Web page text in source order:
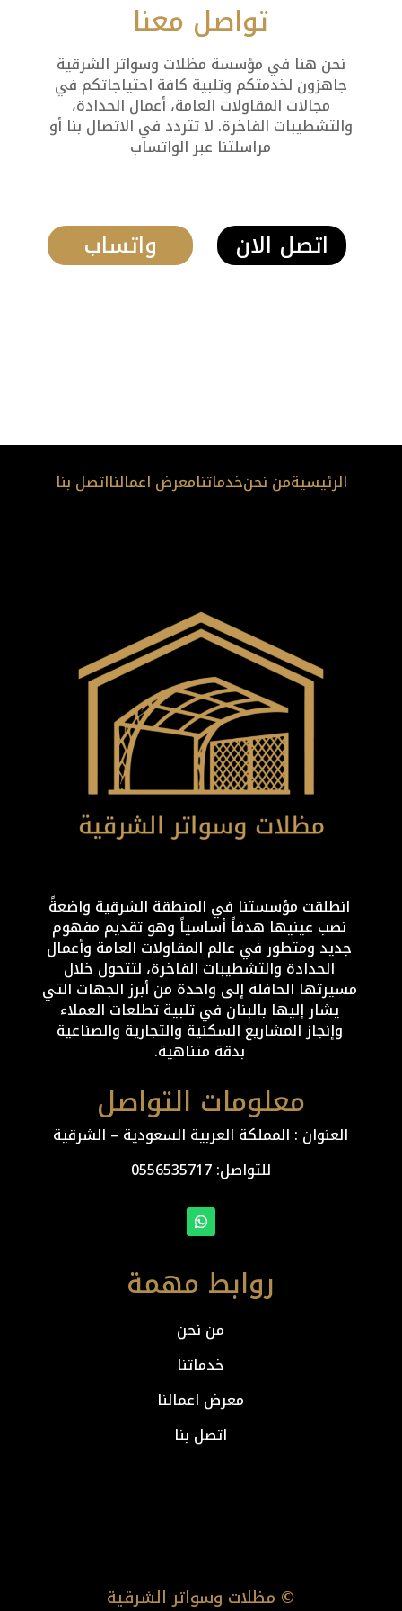
تواصل معنا
نحن هنا في مؤسسة مظلات وسواتر الشرقية
جاهزون لخدمتكم وتلبية كافة احتياجاتكم في
مجالات المقاولات العامة، أعمال الحدادة،
والتشطيبات الفاخرة. لا تتردد في الاتصال بنا أو
مراسلتنا عبر الواتساب
واتساب اتصل الان
الرئيسيةمن نحنخدماتنامعرض اعمالنااتصل بنا
انطلقت مؤسستنا في المنطقة الشرقية واضعةً
نصب عينيها هدفاً أساسياً وهو تقديم مفهوم
جديد ومتطور في عالم المقاولات العامة وأعمال
الحدادة والتشطيبات الفاخرة، لتتحول خلال
مسيرتها الحافلة إلى واحدة من أبرز الجهات التي
يشار إليها بالبنان في تلبية تطلعات العملاء
وإنجاز المشاريع السكنية والتجارية والصناعية
بدقة متناهية.
معلومات التواصل
العنوان : المملكة العربية السعودية – الشرقية
للتواصل: ⁦0556535717
روابط مهمة
من نحن
خدماتنا
معرض اعمالنا
اتصل بنا
© مظلات وسواتر الشرقية